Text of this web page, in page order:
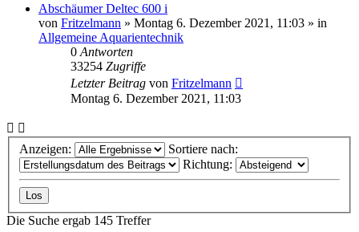
Abschäumer Deltec 600 i
von Fritzelmann » Montag 6. Dezember 2021, 11:03 » in
Allgemeine Aquarientechnik
0 Antworten
33254 Zugriffe
Letzter Beitrag von Fritzelmann
Montag 6. Dezember 2021, 11:03
Anzeigen:
Sortiere nach:
Richtung:
Die Suche ergab 145 Treffer